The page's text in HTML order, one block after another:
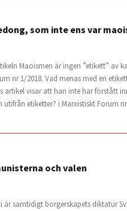
som inte ens var
Maoismen är ingen ”etikett” av
nr 1/2018. Vad menas med en
artikel visar att han inte har förstått
utifrån etiketter? i Marxistiskt Forum
och valen
är samtidigt borgerskapets diktatur